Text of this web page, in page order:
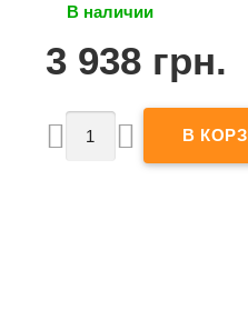
В наличии
3 938 грн.
 